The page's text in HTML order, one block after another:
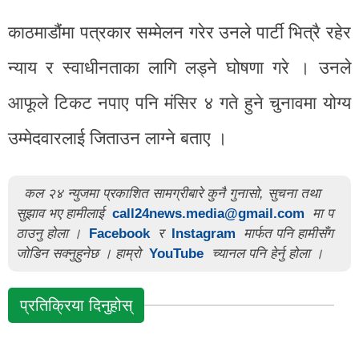
काठमाडौंमा पत्रकार सम्मेलन गरेर उनले पार्टी भित्रै रहेर
न्याय र स्वाधीनताका लागि लड्ने घोषणा गरे । उनले
आफूले टिकट नपाए पनि मंसिर ४ गते हुने चुनावमा योग्य
उम्मेदवारलाई जिताउन लाग्ने बताए ।
कल २४ न्युजमा प्रकाशित सामग्रीबारे कुनै गुनासो, सुचना तथा
सुझाव भए हामीलाई call24news.media@gmail.com
मा प
ठाउनु होला ।
Facebook र Instagram
मार्फत पनि हामीसँग
जोडिन सक्नुहुनेछ । हाम्रो YouTube च्यानल पनि हेर्नु होला ।
प्रतिक्रिया दिनुहोस्